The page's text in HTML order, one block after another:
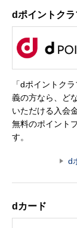
dポイントクラ
「dポイントク
義の方なら、ど
いただける入会
無料のポイント
す。
d
dカード